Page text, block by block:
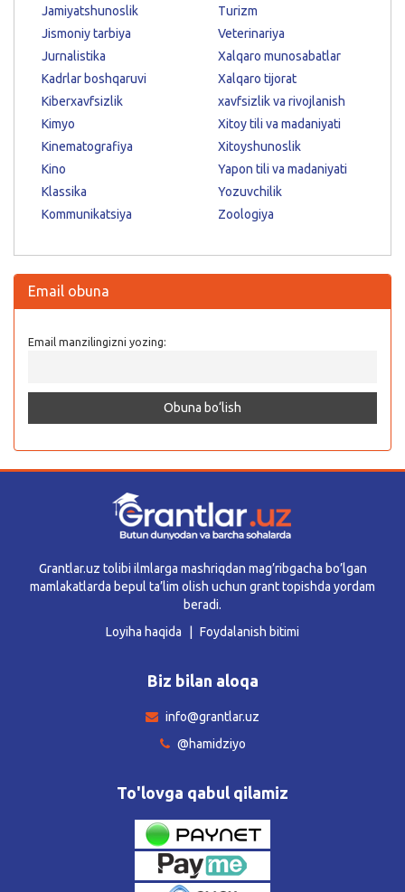
Jamiyatshunoslik
Jismoniy tarbiya
Jurnalistika
Kadrlar boshqaruvi
Kiberxavfsizlik
Kimyo
Kinematografiya
Kino
Klassika
Kommunikatsiya
Turizm
Veterinariya
Xalqaro munosabatlar
Xalqaro tijorat
xavfsizlik va rivojlanish
Xitoy tili va madaniyati
Xitoyshunoslik
Yapon tili va madaniyati
Yozuvchilik
Zoologiya
Email obuna
Email manzilingizni yozing:
Grantlar.uz tolibi ilmlarga mashriqdan mag’ribgacha bo’lgan
mamlakatlarda bepul ta’lim olish uchun grant topishda yordam
beradi.
Loyiha haqida
Foydalanish bitimi
Biz bilan aloqa
info@grantlar.uz
@hamidziyo
To'lovga qabul qilamiz